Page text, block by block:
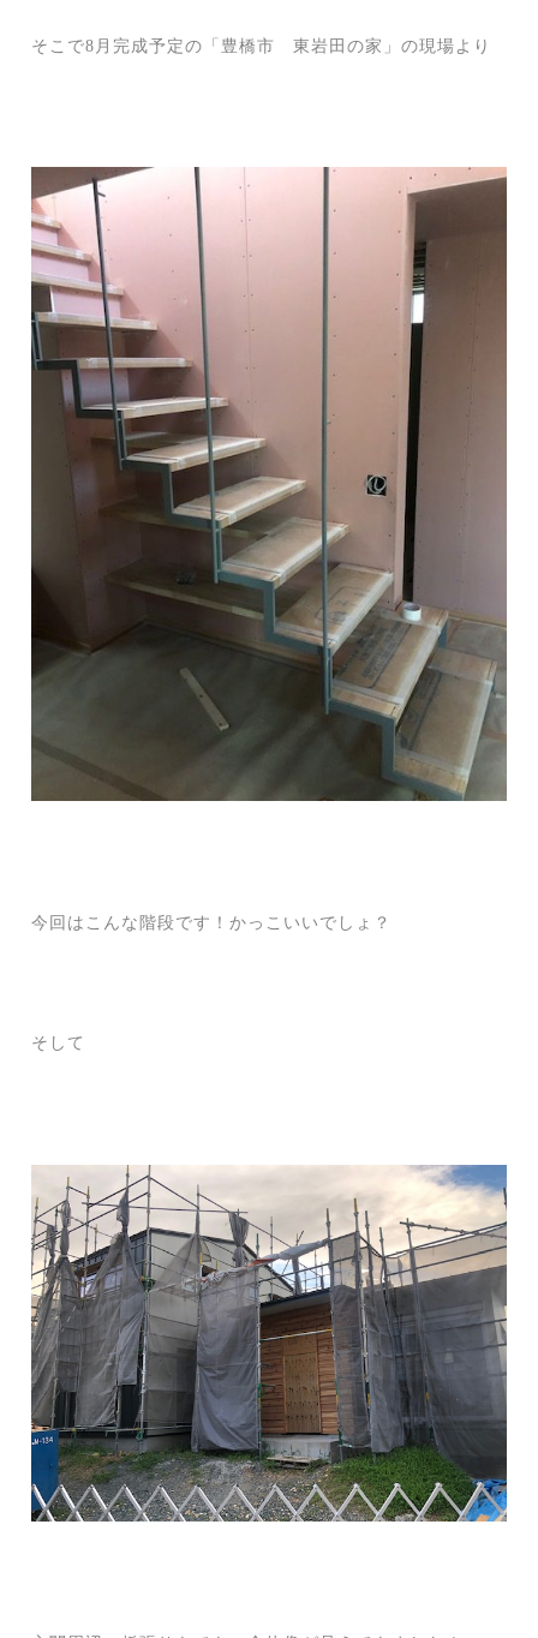
そこで8月完成予定の「豊橋市 東岩田の家」の現場より
今回はこんな階段です！かっこいいでしょ？
そして